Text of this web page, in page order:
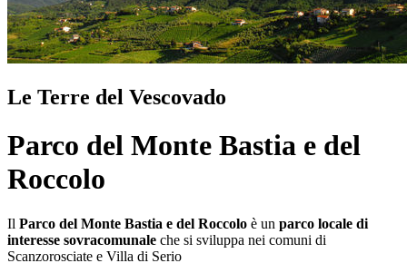
Le Terre del Vescovado
Parco del Monte Bastia e del
Roccolo
Il Parco del Monte Bastia e del Roccolo è un parco locale di
interesse sovracomunale che si sviluppa nei comuni di
Scanzorosciate e Villa di Serio